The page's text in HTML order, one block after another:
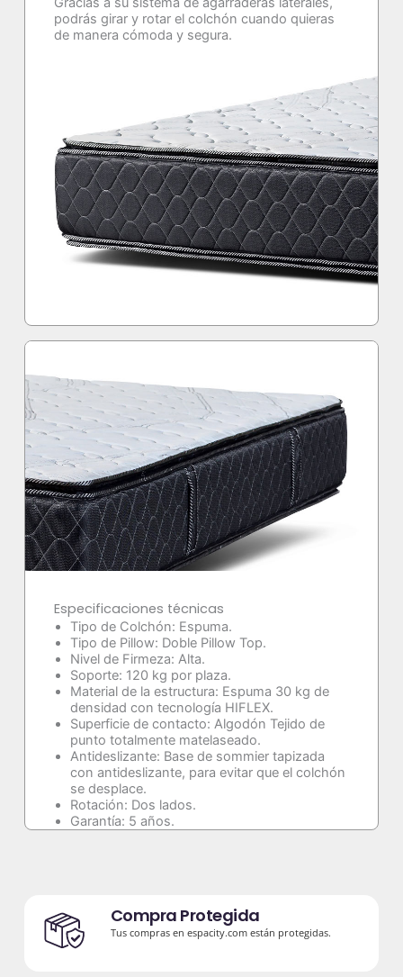
podrás girar y rotar el colchón cuando quieras
de manera cómoda y segura.
Especificaciones técnicas
Tipo de Colchón: Espuma.
Tipo de Pillow: Doble Pillow Top.
Nivel de Firmeza: Alta.
Soporte: 120 kg por plaza.
Material de la estructura: Espuma 30 kg de
densidad con tecnología HIFLEX.
Superficie de contacto: Algodón Tejido de
punto totalmente matelaseado.
Antideslizante: Base de sommier tapizada
con antideslizante, para evitar que el colchón
se desplace.
Rotación: Dos lados.
Garantía: 5 años.
Compra Protegida
Tus compras en espacity.com están protegidas.